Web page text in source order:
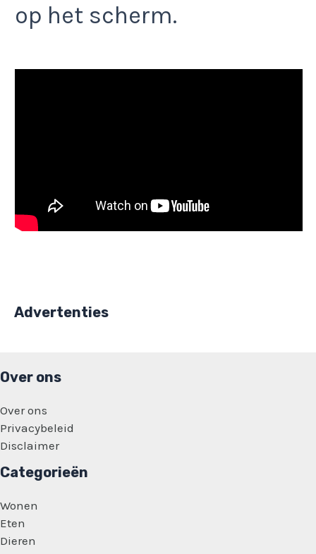
op het scherm.
Advertenties
Over ons
Over ons
Privacybeleid
Disclaimer
Categorieën
Wonen
Eten
Dieren